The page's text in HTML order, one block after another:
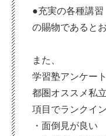
●充実の各種講習
の賜物であると
また、
学習塾アンケー
都圏オススメ私
項目でランクイ
・面倒見が良い